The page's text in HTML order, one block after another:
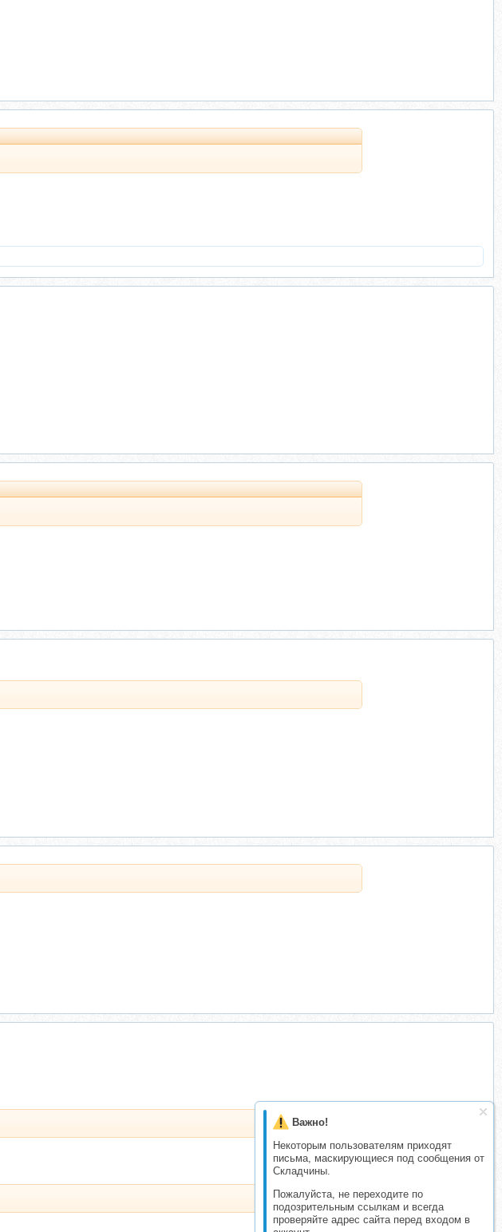
Важно!
Некоторым пользователям приходят
письма, маскирующиеся под сообщения от
Складчины.
Пожалуйста, не переходите по
подозрительным ссылкам и всегда
проверяйте адрес сайта перед входом в